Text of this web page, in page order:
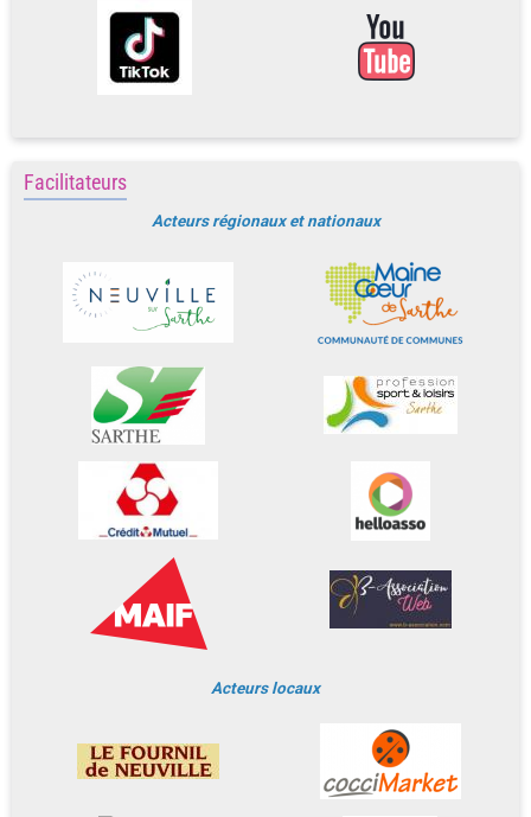
Facilitateurs
Acteurs régionaux et nationaux
Acteurs locaux